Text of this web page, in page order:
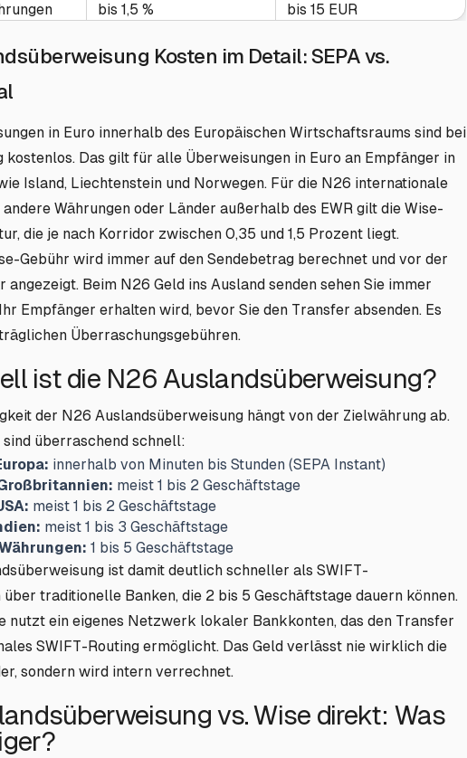
bis 1,5 % bis 15 EUR
Kosten im Detail: SEPA vs.
in Euro innerhalb des Europäischen Wirtschaftsraums sind bei
Das gilt für alle Überweisungen in Euro an Empfänger in
Island, Liechtenstein und Norwegen. Für die N26 internationale
Währungen oder Länder außerhalb des EWR gilt die Wise-
die je nach Korridor zwischen 0,35 und 1,5 Prozent liegt.
Gebühr wird immer auf den Sendebetrag berechnet und vor der
angezeigt. Beim N26 Geld ins Ausland senden sehen Sie immer
Empfänger erhalten wird, bevor Sie den Transfer absenden. Es
Überraschungsgebühren.
ist die N26 Auslandsüberweisung?
der N26 Auslandsüberweisung hängt von der Zielwährung ab.
überraschend schnell:
innerhalb von Minuten bis Stunden (SEPA Instant)
meist 1 bis 2 Geschäftstage
meist 1 bis 2 Geschäftstage
meist 1 bis 3 Geschäftstage
1 bis 5 Geschäftstage
ist damit deutlich schneller als SWIFT-
über traditionelle Banken, die 2 bis 5 Geschäftstage dauern können.
nutzt ein eigenes Netzwerk lokaler Bankkonten, das den Transfer
SWIFT-Routing ermöglicht. Das Geld verlässt nie wirklich die
sondern wird intern verrechnet.
vs. Wise direkt: Was